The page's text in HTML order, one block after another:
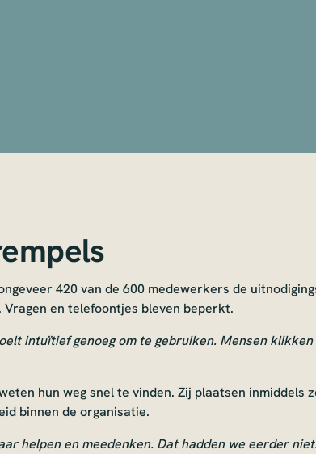
420 van de 600 medewerkers de
en telefoontjes bleven beperkt.
intuïtief genoeg om te gebruiken. Mensen
hun weg snel te vinden. Zij plaatsen inmiddels
binnen de organisatie.
helpen en meedenken. Dat hadden we eerder